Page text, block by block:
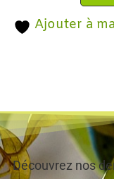
Ajouter à
Découvrez nos